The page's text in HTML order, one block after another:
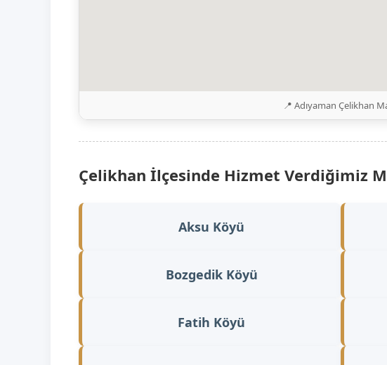
📍 Adıyaman Çelikhan
Çelikhan İlçesinde Hizmet Verdiğimiz
Aksu Köyü
Bozgedik Köyü
Fatih Köyü